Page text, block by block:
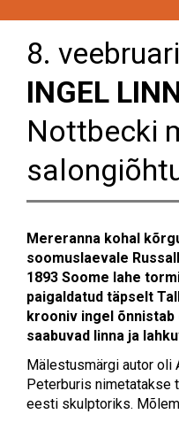
8.
INGEL
Nottbecki
Mereranna kohal
soomuslaevale
1893 Soome lahe
paigaldatud täpselt
krooniv ingel
saabuvad linna ja
Mälestusmärgi autor oli
Peterburis nimetatakse
eesti skulptoriks.